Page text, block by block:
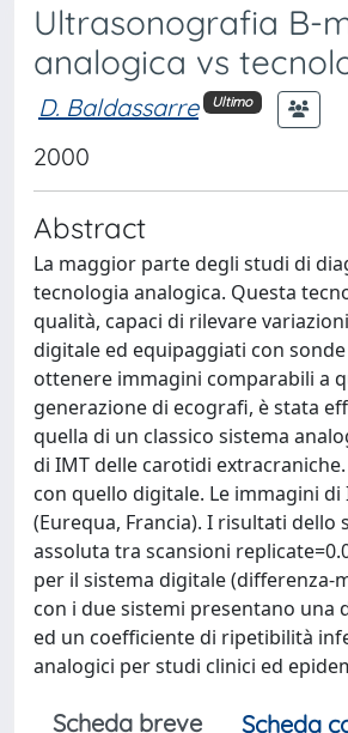
Ultrasonografia B-
analogica vs
D. Baldassarre Ultimo
2000
Abstract
La maggior parte degli studi di
tecnologia analogica. Questa
qualità, capaci di rilevare
digitale ed equipaggiati con
ottenere immagini comparabili a
generazione di ecografi, è stata
quella di un classico sistema
di IMT delle carotidi
con quello digitale. Le immagini
(Eurequa, Francia). I risultati
assoluta tra scansioni
per il sistema digitale (differenza-
con i due sistemi presentano una
ed un coefficiente di ripetibilità
analogici per studi clinici ed
Scheda breve Scheda